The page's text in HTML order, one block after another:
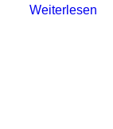
Weiterlesen